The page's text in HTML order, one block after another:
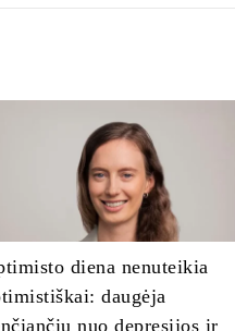
diena nenuteikia
daugėja
nuo depresijos ir